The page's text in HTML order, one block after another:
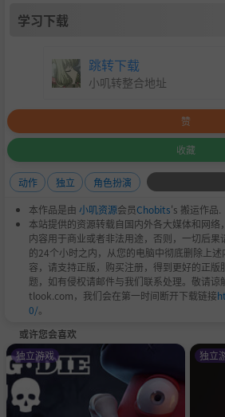
学习下载
跳转下载
小叽转整合地址
赞
收藏
动作 独立 角色扮演
本作品是由 小叽资源会员Chobits's 搬运作品.
本站提供的资源转载自国内外各大媒体和网
内容用于商业或者非法用途，否则，一切后
的24个小时之内，从您的电脑中彻底删除上
容，请支持正版，购买注册，得到更好的正版
题，如有侵权请邮件与我们联系处理。敬请
tlook.com，我们会在第一时间断开下载链接
0/。
或许您会喜欢
独立游戏 独立